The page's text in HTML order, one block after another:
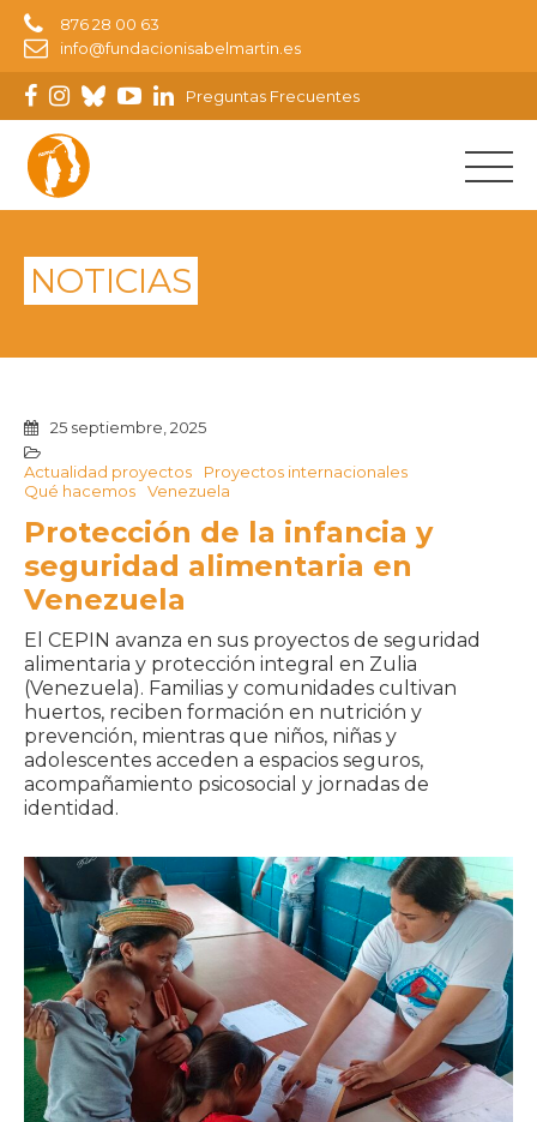
876 28 00 63
info@fundacionisabelmartin.es
Preguntas Frecuentes
NOTICIAS
25 septiembre, 2025
Actualidad proyectos
Proyectos internacionales
Qué hacemos
Venezuela
Protección de la infancia y
seguridad alimentaria en
Venezuela
El CEPIN avanza en sus proyectos de seguridad
alimentaria y protección integral en Zulia
(Venezuela). Familias y comunidades cultivan
huertos, reciben formación en nutrición y
prevención, mientras que niños, niñas y
adolescentes acceden a espacios seguros,
acompañamiento psicosocial y jornadas de
identidad.